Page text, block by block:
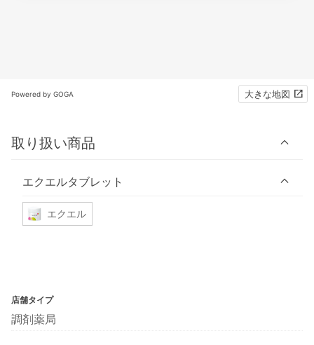
Powered by GOGA 大きな地図
取り扱い商品
エクエルタブレット
エクエル
店舗タイプ
調剤薬局